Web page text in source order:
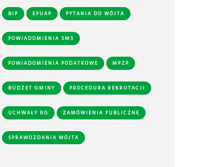
BIP EPUAP PYTANIA DO WÓJTA
POWIADOMIENIA SMS
POWIADOMIENIA PODATKOWE MPZP
BUDŻET GMINY PROCEDURA REKRUTACJI
UCHWAŁY RG ZAMÓWIENIA PUBLICZNE
SPRAWOZDANIA WÓJTA